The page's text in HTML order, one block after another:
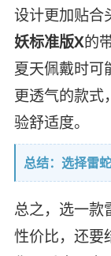
设计更加贴合
妖标准版X的
夏天佩戴时可
更透气的款式
验舒适度。
总结：选择雷
总之，选一款
性价比，还要